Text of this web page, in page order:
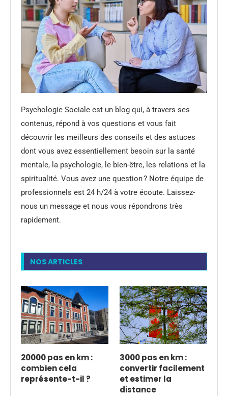
Psychologie Sociale est un blog qui, à travers ses
contenus, répond à vos questions et vous fait
découvrir les meilleurs des conseils et des astuces
dont vous avez essentiellement besoin sur la santé
mentale, la psychologie, le bien-être, les relations et la
spiritualité. Vous avez une question ? Notre équipe de
professionnels est 24 h/24 à votre écoute. Laissez-
nous un message et nous vous répondrons très
rapidement.
NOS ARTICLES
20000 pas en km :
combien cela
représente-t-il ?
3000 pas en km :
convertir facilement
et estimer la
distance